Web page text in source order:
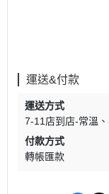
運送&付款
運送方式
7-11店到店-常溫
付款方式
轉帳匯款